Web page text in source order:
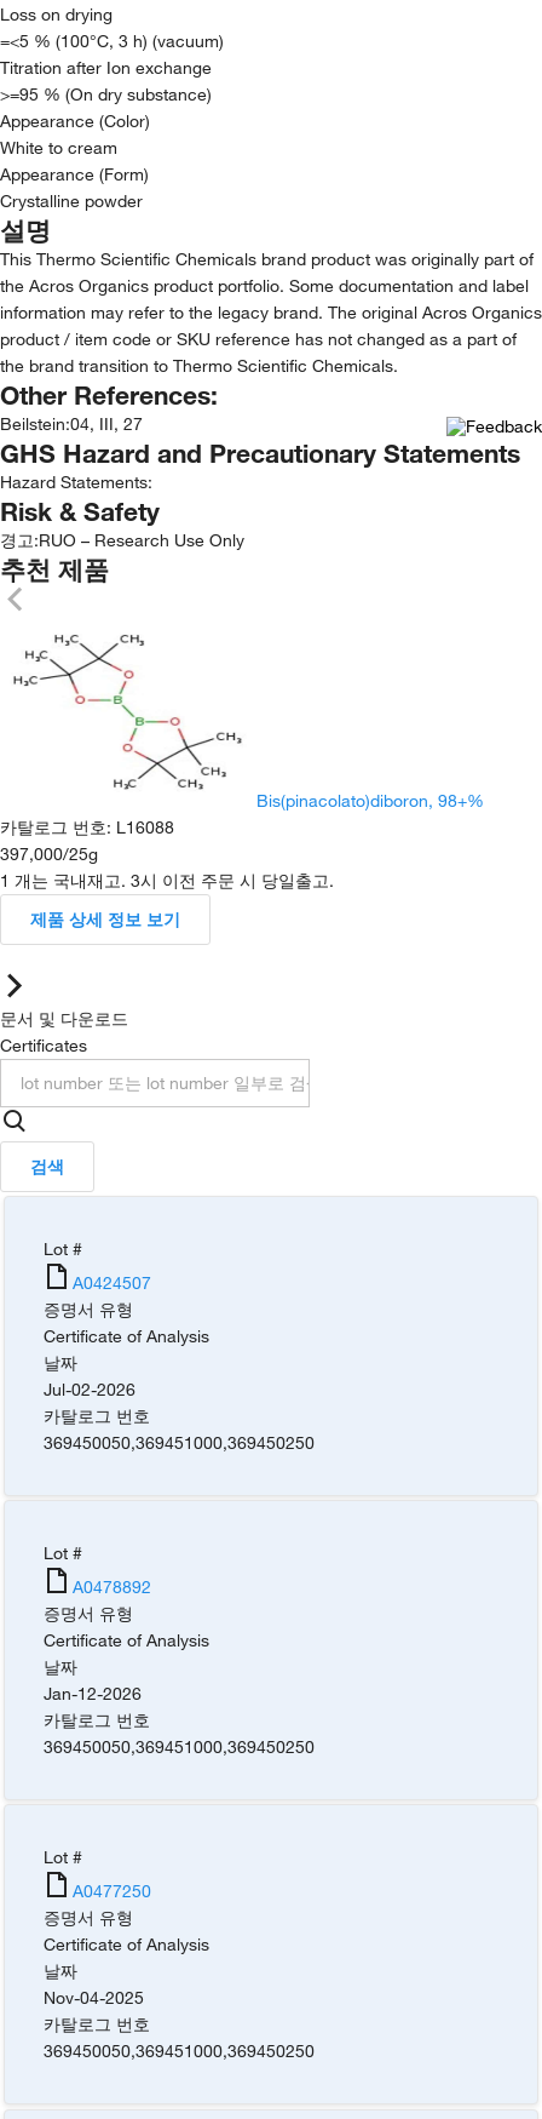
Loss on drying
=<5 % (100°C, 3 h) (vacuum)
Titration after Ion exchange
>=95 % (On dry substance)
Appearance (Color)
White to cream
Appearance (Form)
Crystalline powder
설명
This Thermo Scientific Chemicals brand product was originally part of
the Acros Organics product portfolio. Some documentation and label
information may refer to the legacy brand. The original Acros Organics
product / item code or SKU reference has not changed as a part of
the brand transition to Thermo Scientific Chemicals.
Other References:
Beilstein:04, III, 27
GHS Hazard and Precautionary Statements
Hazard Statements:
Risk & Safety
경고:RUO – Research Use Only
추천 제품
Bis(pinacolato)diboron, 98+%
카탈로그 번호: L16088
397,000/25g
1 개는 국내재고. 3시 이전 주문 시 당일출고.
제품 상세 정보 보기
문서 및 다운로드
Certificates
검색
Lot #
A0424507
증명서 유형
Certificate of Analysis
날짜
Jul-02-2026
카탈로그 번호
369450050,369451000,369450250
Lot #
A0478892
증명서 유형
Certificate of Analysis
날짜
Jan-12-2026
카탈로그 번호
369450050,369451000,369450250
Lot #
A0477250
증명서 유형
Certificate of Analysis
날짜
Nov-04-2025
카탈로그 번호
369450050,369451000,369450250